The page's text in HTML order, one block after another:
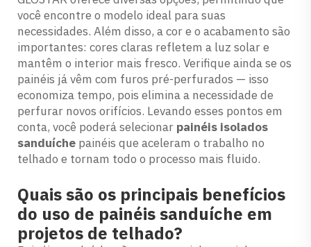
você encontre o modelo ideal para suas
necessidades. Além disso, a cor e o acabamento são
importantes: cores claras refletem a luz solar e
mantêm o interior mais fresco. Verifique ainda se os
painéis já vêm com furos pré-perfurados — isso
economiza tempo, pois elimina a necessidade de
perfurar novos orifícios. Levando esses pontos em
conta, você poderá selecionar painéis isolados
sanduíche painéis que aceleram o trabalho no
telhado e tornam todo o processo mais fluido.
Quais são os principais benefícios
do uso de painéis sanduíche em
projetos de telhado?